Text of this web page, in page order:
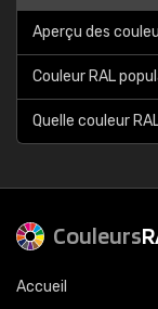
Aperçu des
Couleur RAL
Quelle couleur
Couleurs
Accueil